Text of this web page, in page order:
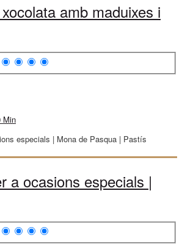
amb maduixes i
Min
a ocasions especials |